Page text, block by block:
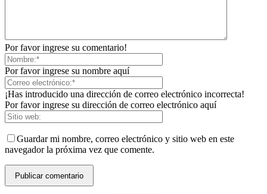
Por favor ingrese su comentario!
Por favor ingrese su nombre aquí
¡Has introducido una dirección de correo electrónico incorrecta!
Por favor ingrese su dirección de correo electrónico aquí
Guardar mi nombre, correo electrónico y sitio web en este
navegador la próxima vez que comente.